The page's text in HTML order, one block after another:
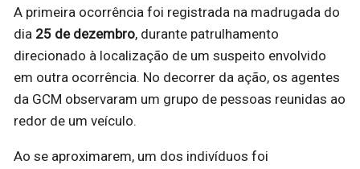
A primeira ocorrência foi registrada na madrugada do
dia 25 de dezembro, durante patrulhamento
direcionado à localização de um suspeito envolvido
em outra ocorrência. No decorrer da ação, os agentes
da GCM observaram um grupo de pessoas reunidas ao
redor de um veículo.
Ao se aproximarem, um dos indivíduos foi